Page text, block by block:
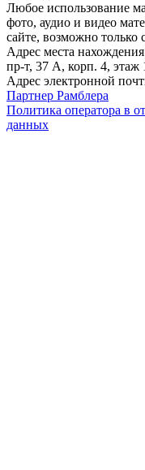
Любое использование
фото, аудио и видео
сайте, возможно
Адрес места
пр-т, 37 А, корп. 4,
Адрес электронной
Партнер Рамблера
Политика оператора в
данных